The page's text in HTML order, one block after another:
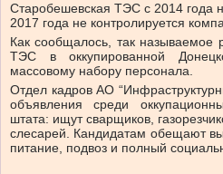
Старобешевская ТЭС с 2014 года
2017 года не контролируется
Как сообщалось, так называемое
ТЭС в оккупированной
массовому набору персонала.
Отдел кадров АО
объявления среди
штата: ищут сварщиков,
слесарей. Кандидатам обещают
питание, подвоз и полный